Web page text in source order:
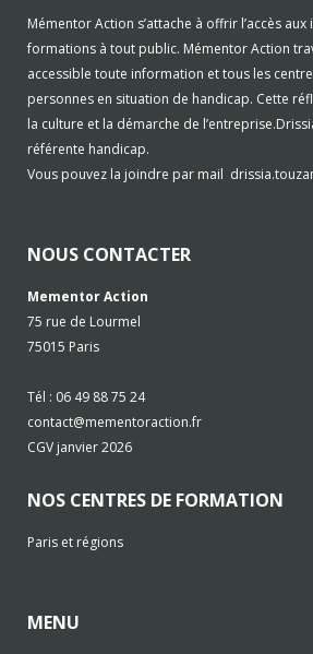
Mémentor Action s’attache à offrir l’accès
formations à tout public. Mémentor Action
accessible toute information et tous les
personnes en situation de handicap. Cette
la culture et la démarche de
référente handicap.
Vous pouvez la joindre par mail
NOUS CONTACTER
Mementor Action
75 rue de Lourmel
75015 Paris
Tél : 06 49 88 75 24
contact@mementoraction.fr
CGV janvier 2026
NOS CENTRES DE FORMATION
Paris et régions
MENU